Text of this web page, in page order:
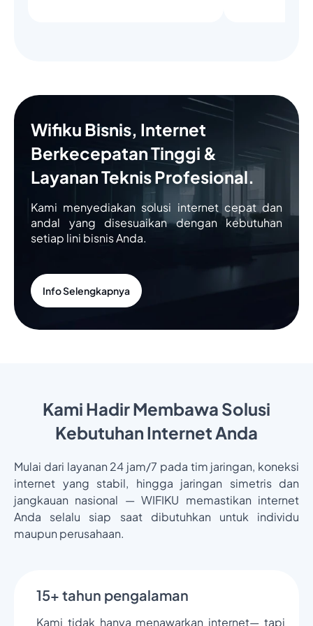
Wifiku Bisnis, Internet
Berkecepatan Tinggi &
Layanan Teknis Profesional.
Kami menyediakan solusi internet cepat dan
andal yang disesuaikan dengan kebutuhan
setiap lini bisnis Anda.
Info Selengkapnya
Kami Hadir Membawa Solusi
Kebutuhan Internet Anda
Mulai dari layanan 24 jam/7 pada tim jaringan, koneksi
internet yang stabil, hingga jaringan simetris dan
jangkauan nasional — WIFIKU memastikan internet
Anda selalu siap saat dibutuhkan untuk individu
maupun perusahaan.
15+ tahun pengalaman
Kami tidak hanya menawarkan internet— tapi